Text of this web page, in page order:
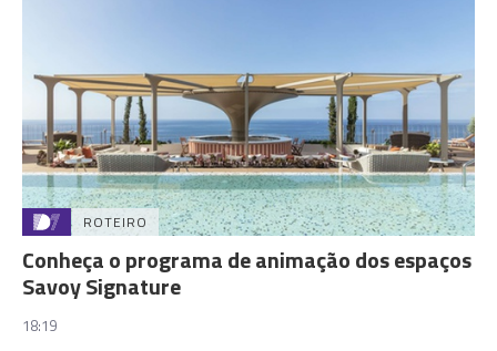
ROTEIRO
Conheça o programa de animação dos espaços
Savoy Signature
18:19